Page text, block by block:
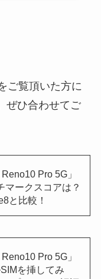
ご覧頂いた方に
ぜひ合わせてご
Pro 5G」
マークスコアは？
と比較！
Pro 5G」
を挿してみ